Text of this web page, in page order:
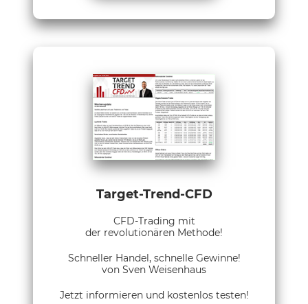
Target-Trend-CFD
CFD-Trading mit
der revolutionären Methode!
Schneller Handel, schnelle Gewinne!
von Sven Weisenhaus
Jetzt informieren und kostenlos testen!